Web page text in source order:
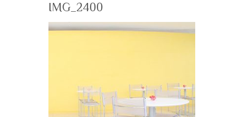
IMG_2400